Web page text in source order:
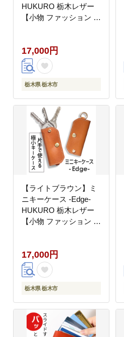
HUKURO 栃木レザー
【小物 ファッション 人
17,000円
栃木県 栃木市
【ライトブラウン】ミ
ニキーケース -Edge-
HUKURO 栃木レザー
【小物 ファッション 人
17,000円
栃木県 栃木市